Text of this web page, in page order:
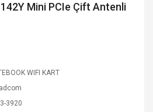
Mini PCIe Çift Antenli
WIFI KART
3920